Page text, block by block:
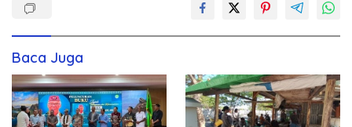
Baca Juga